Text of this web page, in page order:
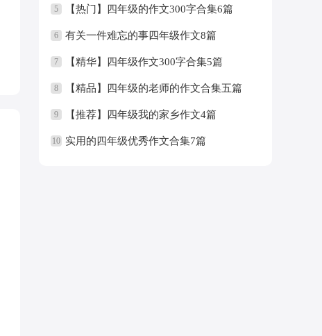
5 【热门】四年级的作文300字合集6篇
6 有关一件难忘的事四年级作文8篇
7 【精华】四年级作文300字合集5篇
8 【精品】四年级的老师的作文合集五篇
9 【推荐】四年级我的家乡作文4篇
10 实用的四年级优秀作文合集7篇